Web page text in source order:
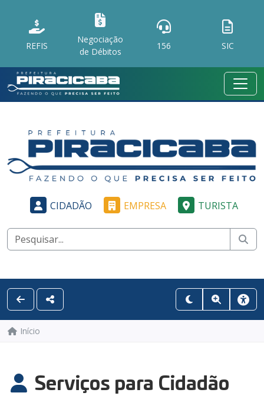
REFIS
Negociação
de Débitos
156 SIC
CIDADÃO EMPRESA TURISTA
Início
Serviços para Cidadão